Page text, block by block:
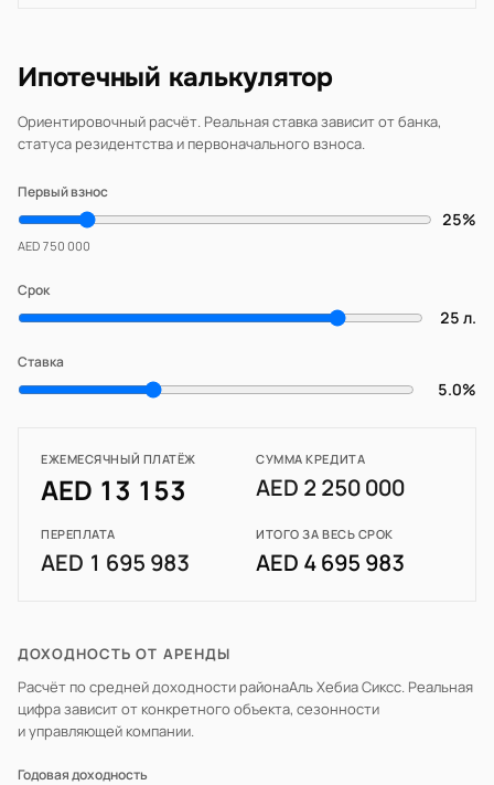
Ипотечный калькулятор
Ориентировочный расчёт. Реальная ставка зависит от банка,
статуса резидентства и первоначального взноса.
Первый взнос
25%
AED 750 000
Срок
25 л.
Ставка
5.0%
ЕЖЕМЕСЯЧНЫЙ ПЛАТЁЖ
AED 13 153
СУММА КРЕДИТА
AED 2 250 000
ПЕРЕПЛАТА
AED 1 695 983
ИТОГО ЗА ВЕСЬ СРОК
AED 4 695 983
ДОХОДНОСТЬ ОТ АРЕНДЫ
Расчёт по средней доходности районаАль Хебиа Сиксс. Реальная
цифра зависит от конкретного объекта, сезонности
и управляющей компании.
Годовая доходность